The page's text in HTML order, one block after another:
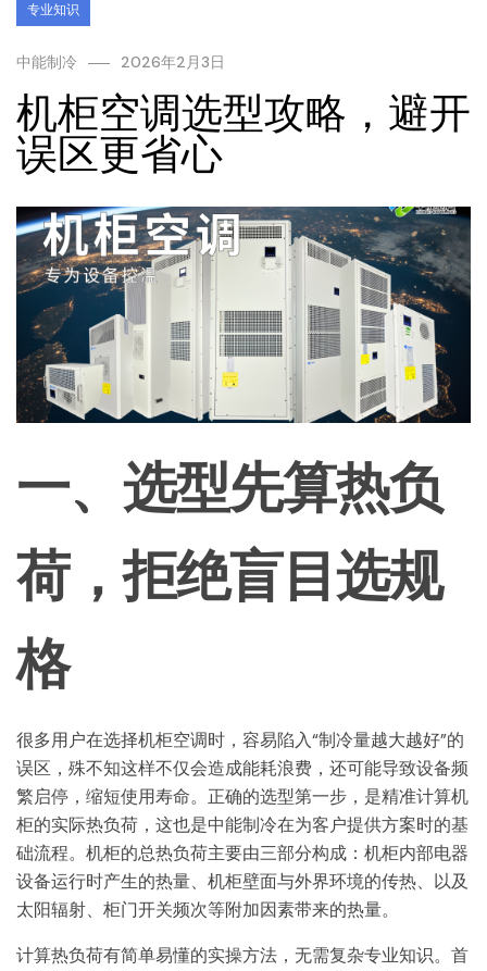
专业知识
中能制冷 2026年2月3日
机柜空调选型攻略，避开
误区更省心
一、选型先算热负
荷，拒绝盲目选规
格
很多用户在选择机柜空调时，容易陷入“制冷量越大越好”的
误区，殊不知这样不仅会造成能耗浪费，还可能导致设备频
繁启停，缩短使用寿命。正确的选型第一步，是精准计算机
柜的实际热负荷，这也是中能制冷在为客户提供方案时的基
础流程。机柜的总热负荷主要由三部分构成：机柜内部电器
设备运行时产生的热量、机柜壁面与外界环境的传热、以及
太阳辐射、柜门开关频次等附加因素带来的热量。
计算热负荷有简单易懂的实操方法，无需复杂专业知识。首